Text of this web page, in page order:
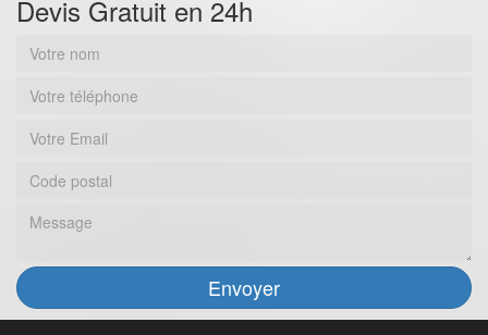
Devis Gratuit en 24h